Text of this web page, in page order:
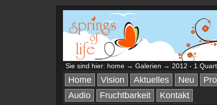
Sie sind hier: home → Galerien → 2012 -
Home Vision Aktuelles Neu
Audio
Fruchtbarkeit Kontakt